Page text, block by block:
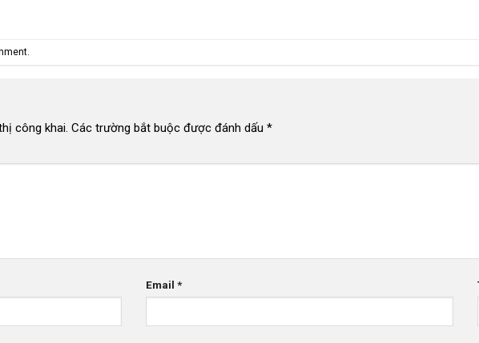
công khai. Các trường bắt buộc được đánh dấu *
Email*